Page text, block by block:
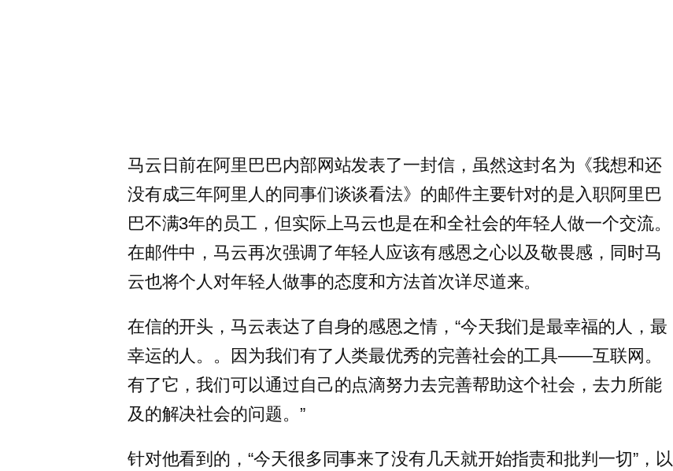
马云日前在阿里巴巴内部网站发表了一封信，虽然这封名为《我想和还
没有成三年阿里人的同事们谈谈看法》的邮件主要针对的是入职阿里巴
巴不满3年的员工，但实际上马云也是在和全社会的年轻人做一个交流。
在邮件中，马云再次强调了年轻人应该有感恩之心以及敬畏感，同时马
云也将个人对年轻人做事的态度和方法首次详尽道来。
在信的开头，马云表达了自身的感恩之情，“今天我们是最幸福的人，最
幸运的人。。因为我们有了人类最优秀的完善社会的工具——互联网。
有了它，我们可以通过自己的点滴努力去完善帮助这个社会，去力所能
及的解决社会的问题。”
针对他看到的，“今天很多同事来了没有几天就开始指责和批判一切”，以